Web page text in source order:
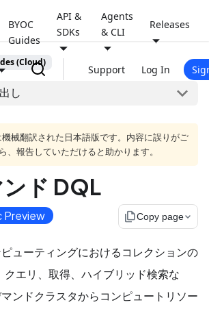
BYOC
Guides
API &
SDKs
Agents
& CLI
Releases
Support Log In
(Cloud)
し
械翻訳された日本語版です。内容に誤りがご
、報告していただけると助かります。
ド DQL
Preview file_copyCopy page
ューティングにおけるコレクションの
クエリ、取得、ハイブリッド検索な
ンドクラスタからコンピュートリソー